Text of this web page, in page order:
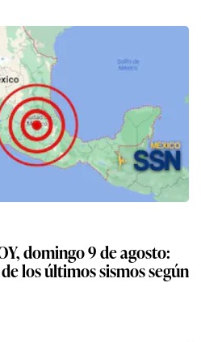
domingo 9 de agosto:
los últimos sismos según